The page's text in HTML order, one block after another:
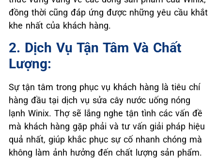
đồng thời cũng đáp ứng được những yêu cầu khắt
khe nhất của khách hàng.
2. Dịch Vụ Tận Tâm Và Chất
Lượng:
Sự tận tâm trong phục vụ khách hàng là tiêu chí
hàng đầu tại dịch vụ sửa cây nước uống nóng
lạnh Winix. Thợ sẽ lắng nghe tận tình các vấn đề
mà khách hàng gặp phải và tư vấn giải pháp hiệu
quả nhất, giúp khắc phục sự cố nhanh chóng mà
không làm ảnh hưởng đến chất lượng sản phẩm.